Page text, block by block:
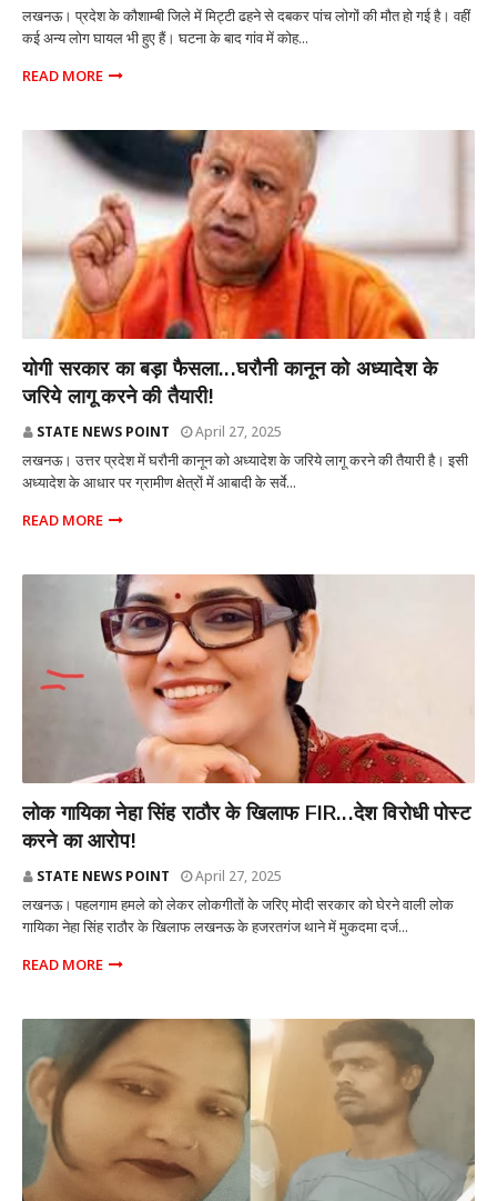
लखनऊ। प्रदेश के कौशाम्बी जिले में मिट्टी ढहने से दबकर पांच लोगों की मौत हो गई है। वहीं
कई अन्य लोग घायल भी हुए हैं। घटना के बाद गांव में कोह...
READ MORE
योगी सरकार का बड़ा फैसला...घरौनी कानून को अध्यादेश के
जरिये लागू करने की तैयारी!
STATE NEWS POINT April 27, 2025
लखनऊ। उत्तर प्रदेश में घरौनी कानून को अध्यादेश के जरिये लागू करने की तैयारी है। इसी
अध्यादेश के आधार पर ग्रामीण क्षेत्रों में आबादी के सर्वे...
READ MORE
लोक गायिका नेहा सिंह राठौर के खिलाफ FIR...देश विरोधी पोस्ट
करने का आरोप!
STATE NEWS POINT April 27, 2025
लखनऊ। पहलगाम हमले को लेकर लोकगीतों के जरिए मोदी सरकार को घेरने वाली लोक
गायिका नेहा सिंह राठौर के खिलाफ लखनऊ के हजरतगंज थाने में मुकदमा दर्ज...
READ MORE